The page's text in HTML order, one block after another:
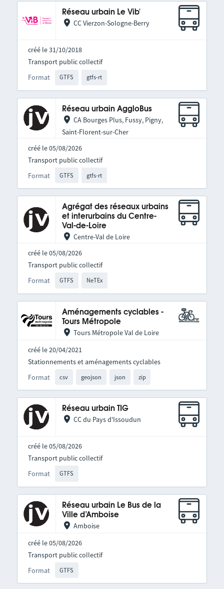
Réseau urbain Le Vib'
CC Vierzon-Sologne-Berry
créé le 31/10/2018
Format GTFS gtfs-rt
Transport public collectif
Réseau urbain AggloBus
CA Bourges Plus, Fussy, Pigny,
Saint-Florent-sur-Cher
créé le 05/08/2026
Format GTFS gtfs-rt
Transport public collectif
Agrégat des réseaux urbains
et interurbains du Centre-
Val-de-Loire
Centre-Val de Loire
créé le 05/08/2026
Format GTFS NeTEx
Transport public collectif
Aménagements cyclables -
Tours Métropole
Tours Métropole Val de Loire
créé le 20/04/2021
Format csv geojson json zip
Stationnements et aménagements cyclables
Réseau urbain TIG
CC du Pays d'Issoudun
créé le 05/08/2026
Format GTFS
Transport public collectif
Réseau urbain Le Bus de la
Ville d’Amboise
Amboise
créé le 05/08/2026
Format GTFS
Transport public collectif